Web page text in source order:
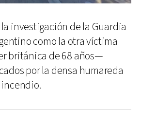
investigación de la Guardia
como la otra víctima
británica de 68 años—
por la densa humareda